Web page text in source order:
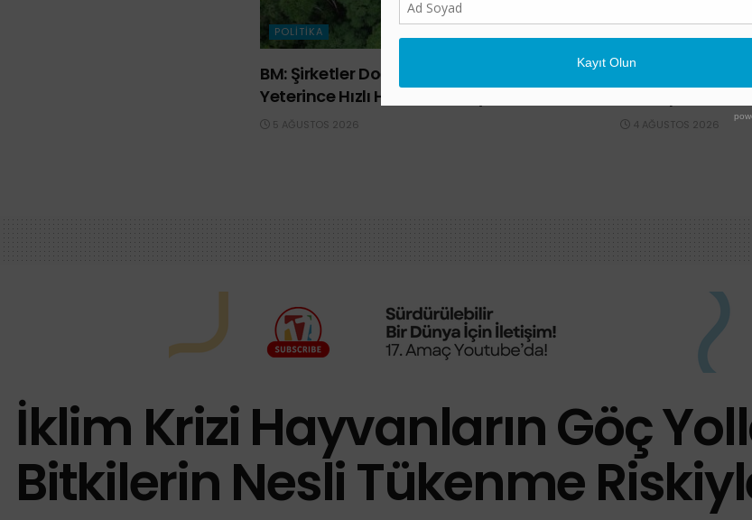
POLITIKA
BM: Şirketler Doğa Kaybı Konusunda
Yeterince Hızlı Hareket Etmiyor
5 AĞUSTOS 2026
Afşin
Ünite İptaline
4 AĞUSTOS 2026
İklim Krizi Hayvanların Göç
Bitkilerin Nesli Tükenme